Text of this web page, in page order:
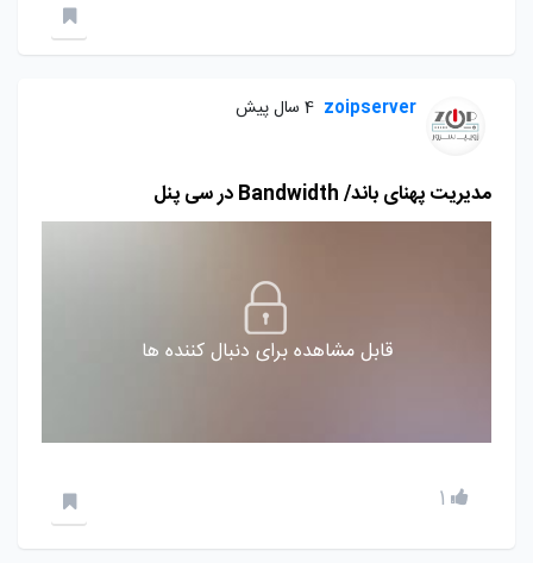
zoipserver 4 سال پیش
مدیریت پهنای باند/ Bandwidth در سی پنل
قابل مشاهده برای دنبال کننده ها
1